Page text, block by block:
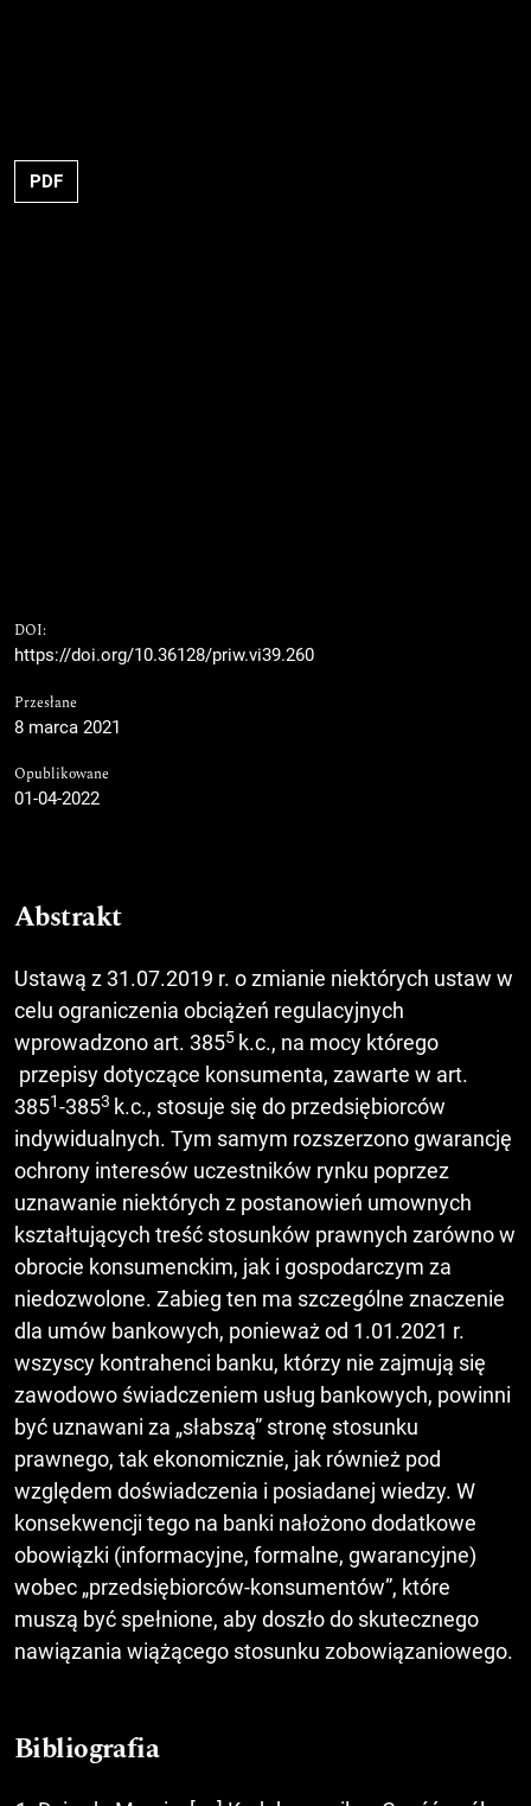
PDF
DOI:
https://doi.org/10.36128/priw.vi39.260
Przesłane
8 marca 2021
Opublikowane
01-04-2022
Abstrakt
Ustawą z 31.07.2019 r. o zmianie niektórych ustaw w
celu ograniczenia obciążeń regulacyjnych
wprowadzono art. 3855 k.c., na mocy którego
przepisy dotyczące konsumenta, zawarte w art.
3851-3853 k.c., stosuje się do przedsiębiorców
indywidualnych. Tym samym rozszerzono gwarancję
ochrony interesów uczestników rynku poprzez
uznawanie niektórych z postanowień umownych
kształtujących treść stosunków prawnych zarówno w
obrocie konsumenckim, jak i gospodarczym za
niedozwolone. Zabieg ten ma szczególne znaczenie
dla umów bankowych, ponieważ od 1.01.2021 r.
wszyscy kontrahenci banku, którzy nie zajmują się
zawodowo świadczeniem usług bankowych, powinni
być uznawani za „słabszą” stronę stosunku
prawnego, tak ekonomicznie, jak również pod
względem doświadczenia i posiadanej wiedzy. W
konsekwencji tego na banki nałożono dodatkowe
obowiązki (informacyjne, formalne, gwarancyjne)
wobec „przedsiębiorców-konsumentów”, które
muszą być spełnione, aby doszło do skutecznego
nawiązania wiążącego stosunku zobowiązaniowego.
Bibliografia